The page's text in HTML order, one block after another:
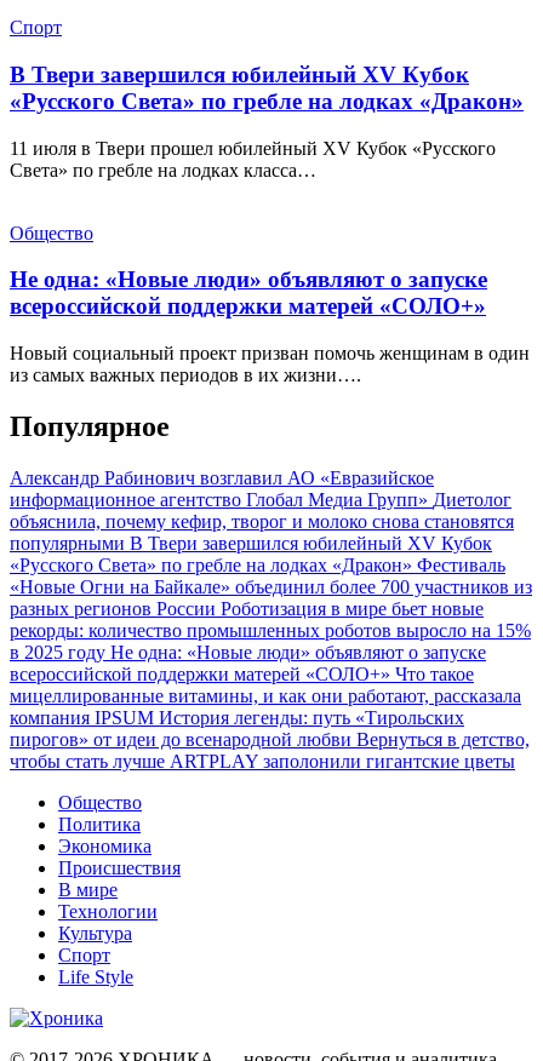
Спорт
В Твери завершился юбилейный XV Кубок
«Русского Света» по гребле на лодках «Дракон»
11 июля в Твери прошел юбилейный XV Кубок «Русского
Света» по гребле на лодках класса…
Общество
Не одна: «Новые люди» объявляют о запуске
всероссийской поддержки матерей «СОЛО+»
Новый социальный проект призван помочь женщинам в один
из самых важных периодов в их жизни….
Популярное
Александр Рабинович возглавил АО «Евразийское
информационное агентство Глобал Медиа Групп» Диетолог
объяснила, почему кефир, творог и молоко снова становятся
популярными В Твери завершился юбилейный XV Кубок
«Русского Света» по гребле на лодках «Дракон» Фестиваль
«Новые Огни на Байкале» объединил более 700 участников из
разных регионов России Роботизация в мире бьет новые
рекорды: количество промышленных роботов выросло на 15%
в 2025 году Не одна: «Новые люди» объявляют о запуске
всероссийской поддержки матерей «СОЛО+» Что такое
мицеллированные витамины, и как они работают, рассказала
компания IPSUM История легенды: путь «Тирольских
пирогов» от идеи до всенародной любви Вернуться в детство,
чтобы стать лучше ARTPLAY заполонили гигантские цветы
Общество
Политика
Экономика
Происшествия
В мире
Технологии
Культура
Спорт
Life Style